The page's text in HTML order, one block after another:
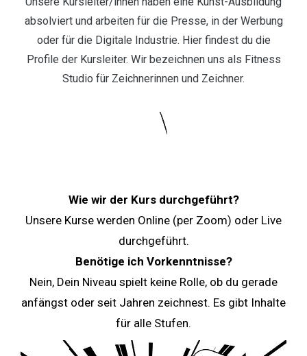
absolviert und arbeiten für die Presse, in der Werbung
oder für die Digitale Industrie. Hier findest du die
Profile der Kursleiter. Wir bezeichnen uns als Fitness
Studio für Zeichnerinnen und Zeichner.
Wie wir der Kurs durchgeführt?
Unsere Kurse werden Online (per Zoom) oder Live
durchgeführt.
Benötige ich Vorkenntnisse?
Nein, Dein Niveau spielt keine Rolle, ob du gerade
anfängst oder seit Jahren zeichnest. Es gibt Inhalte
für alle Stufen.